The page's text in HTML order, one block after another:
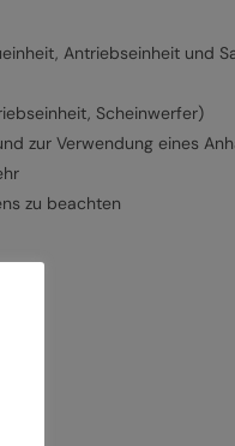
Antriebseinheit und
Scheinwerfer)
zur Verwendung eines
zu beachten